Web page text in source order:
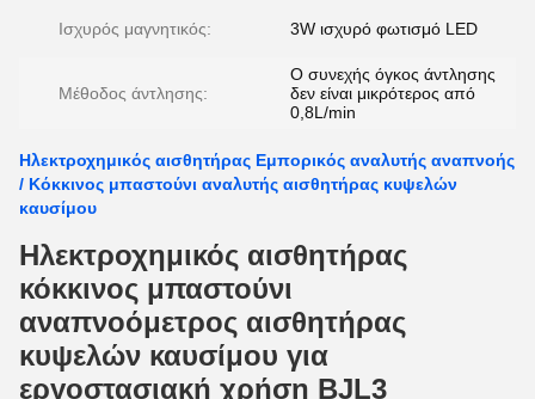
Ισχυρός μαγνητικός: 3W ισχυρό φωτισμό LED
Μέθοδος άντλησης:
Ο συνεχής όγκος άντλησης
δεν είναι μικρότερος από
0,8L/min
Ηλεκτροχημικός αισθητήρας Εμπορικός αναλυτής αναπνοής
/ Κόκκινος μπαστούνι αναλυτής αισθητήρας κυψελών
καυσίμου
Ηλεκτροχημικός αισθητήρας
κόκκινος μπαστούνι
αναπνοόμετρος αισθητήρας
κυψελών καυσίμου για
εργοστασιακή χρήση BJL3